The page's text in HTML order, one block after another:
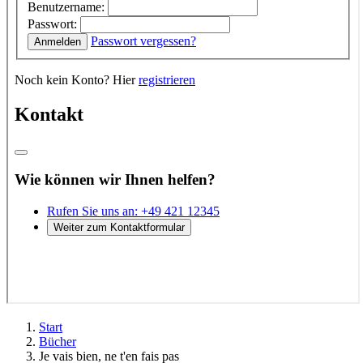
Start
Bücher
Je vais bien, ne t'en fais pas